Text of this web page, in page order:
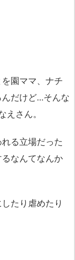
園ママ、ナチ
だけど…そんな
さん。
る立場だった
なんてなんか
たり虐めたり